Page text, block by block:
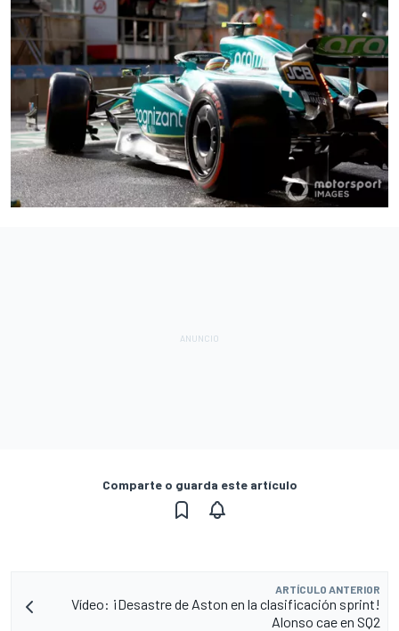
Comparte o guarda este artículo
ARTÍCULO ANTERIOR
Vídeo: ¡Desastre de Aston en la clasificación sprint!
Alonso cae en SQ2